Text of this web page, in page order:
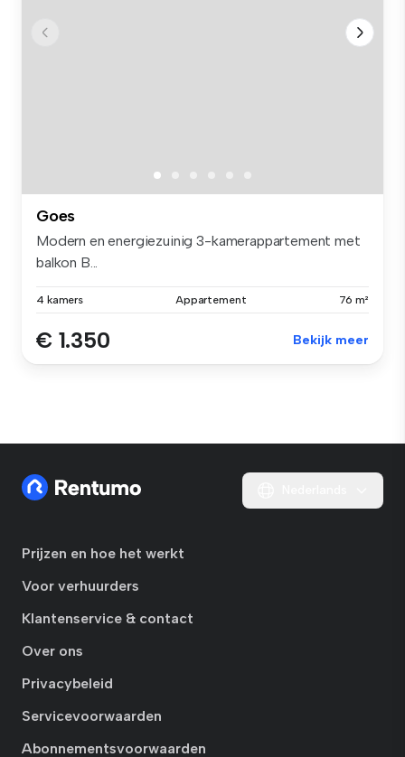
Goes
Modern en energiezuinig 3-kamerappartement met
balkon B...
4 kamers Appartement 76 m²
€ 1.350 Bekijk meer
Prijzen en hoe het werkt
Voor verhuurders
Klantenservice & contact
Over ons
Privacybeleid
Servicevoorwaarden
Abonnementsvoorwaarden